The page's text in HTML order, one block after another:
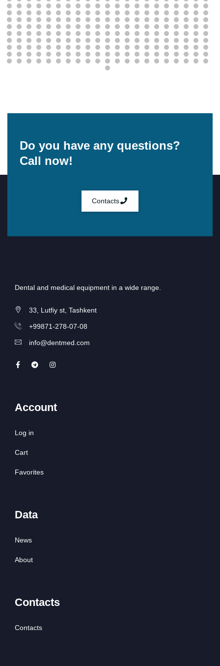
Do you have any questions?
Call now!
Contacts
Dental and medical equipment in a wide range.
33, Lutfiy st, Tashkent
+99871-278-07-08
info@dentmed.com
Account
Log in
Cart
Favorites
Data
News
About
Contacts
Contacts